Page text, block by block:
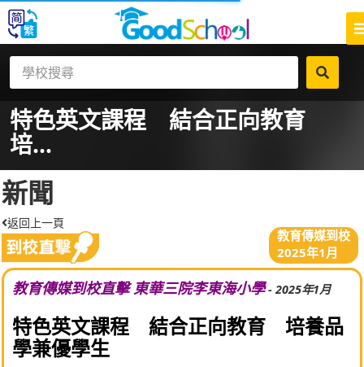
特色英文課程 結合正向教育
培...
新聞
返回上一頁
教育傳媒到校
2025年1月
教育傳媒到校直擊 東華三院李東海小學- 2025年1月
特色英文課程 結合正向教育 培養品
學兼優學生